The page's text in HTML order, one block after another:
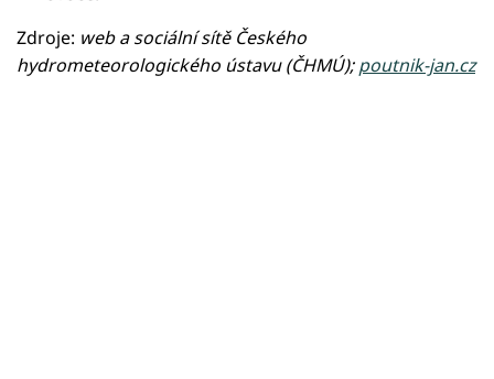
Zdroje: web a sociální sítě Českého
hydrometeorologického ústavu (ČHMÚ);poutnik-jan.cz